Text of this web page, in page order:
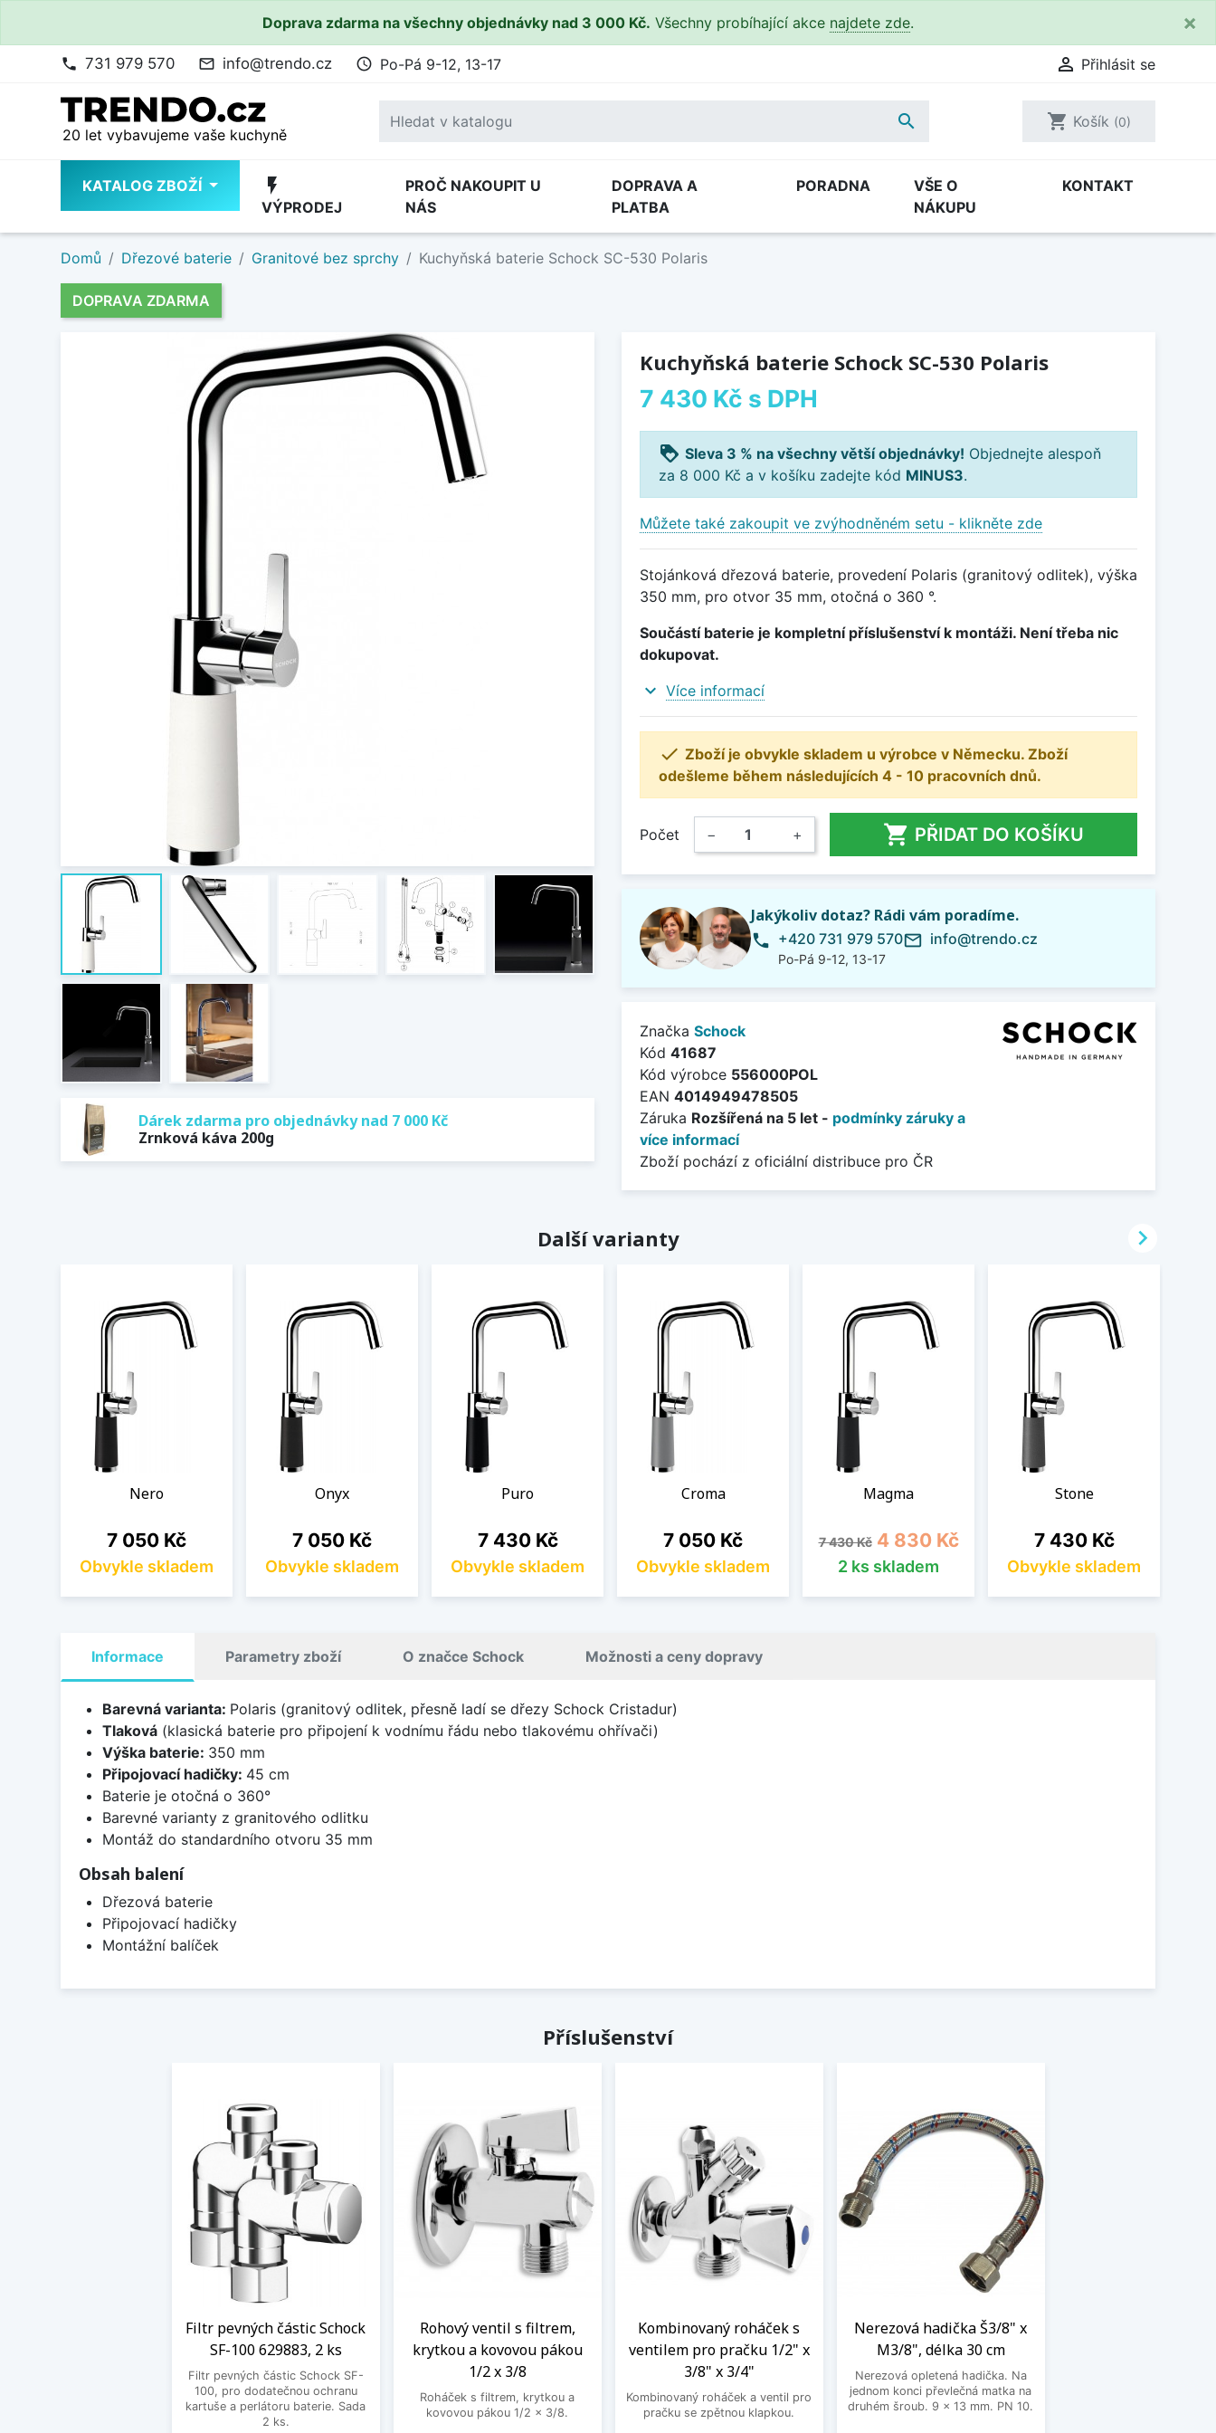
Doprava zdarma na všechny objednávky nad 3 000 Kč. Všechny probíhající akce najdete zde. ×
phone 731 979 570 mail_outline info@trendo.cz access_time Po-Pá 9-12, 13-17  Přihlásit se
20 let vybavujeme vaše kuchyně
 shopping_cart Košík (0)
KATALOG ZBOŽÍ flash_on
VÝPRODEJ
PROČ NAKOUPIT U
NÁS
DOPRAVA A
PLATBA
PORADNA
VŠE O
NÁKUPU
KONTAKT
Domů Dřezové baterie Granitové bez sprchy Kuchyňská baterie Schock SC-530 Polaris
DOPRAVA ZDARMA
Dárek zdarma pro objednávky nad 7 000 Kč
Zrnková káva 200g
Kuchyňská baterie Schock SC-530 Polaris
7 430 Kč s DPH
loyalty Sleva 3 % na všechny větší objednávky! Objednejte alespoň
za 8 000 Kč a v košíku zadejte kód MINUS3.
Můžete také zakoupit ve zvýhodněném setu - klikněte zde
Stojánková dřezová baterie, provedení Polaris (granitový odlitek), výška
350 mm, pro otvor 35 mm, otočná o 360 °.
Součástí baterie je kompletní příslušenství k montáži. Není třeba nic
dokupovat.
expand_more Více informací
 Zboží je obvykle skladem u výrobce v Německu. Zboží
odešleme během následujících 4 - 10 pracovních dnů.
Počet − +  PŘIDAT DO KOŠÍKU
Jakýkoliv dotaz? Rádi vám poradíme.
phone +420 731 979 570
Po-Pá 9-12, 13-17
mail_outline info@trendo.cz
Značka Schock
Kód 41687
Kód výrobce 556000POL
EAN 4014949478505
Záruka Rozšířená na 5 let - podmínky záruky a
více informací
Zboží pochází z oficiální distribuce pro ČR
Další varianty
Nero
Cena
7 050 Kč
Obvykle skladem
Onyx
Cena
7 050 Kč
Obvykle skladem
Puro
Cena
7 430 Kč
Obvykle skladem
Croma
Cena
7 050 Kč
Obvykle skladem
Magma
Běžná cena
7 430 Kč Cena
4 830 Kč
2 ks skladem
Stone
Cena
7 430 Kč
Obvykle skladem

Informace Parametry zboží O značce Schock Možnosti a ceny dopravy
Barevná varianta: Polaris (granitový odlitek, přesně ladí se dřezy Schock Cristadur)
Tlaková(klasická baterie pro připojení k vodnímu řádu nebo tlakovému ohřívači)
Výška baterie: 350 mm
Připojovací hadičky: 45 cm
Baterie je otočná o 360°
Barevné varianty z granitového odlitku
Montáž do standardního otvoru 35 mm
Obsah balení
Dřezová baterie
Připojovací hadičky
Montážní balíček
Příslušenství
Filtr pevných částic Schock
SF-100 629883, 2 ks
Filtr pevných částic Schock SF-
100, pro dodatečnou ochranu
kartuše a perlátoru baterie. Sada
2 ks.
Rohový ventil s filtrem,
krytkou a kovovou pákou
1/2 x 3/8
Roháček s filtrem, krytkou a
kovovou pákou 1/2 x 3/8.
Kombinovaný roháček s
ventilem pro pračku 1/2" x
3/8" x 3/4"
Kombinovaný roháček a ventil pro
pračku se zpětnou klapkou.
Nerezová hadička Š3/8" x
M3/8", délka 30 cm
Nerezová opletená hadička. Na
jednom konci převlečná matka na
druhém šroub. 9 x 13 mm. PN 10.